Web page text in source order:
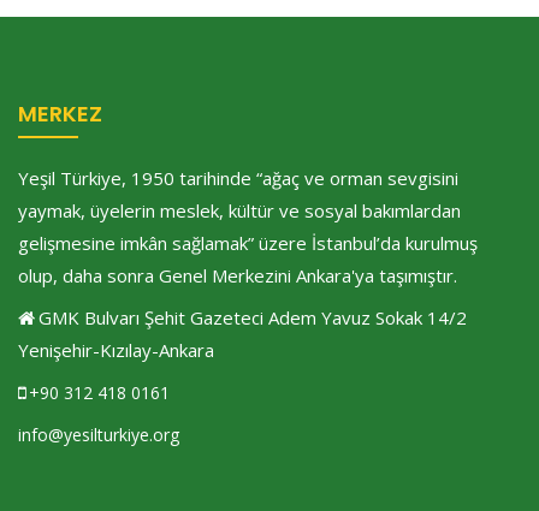
MERKEZ
Yeşil Türkiye, 1950 tarihinde “ağaç ve orman sevgisini
yaymak, üyelerin meslek, kültür ve sosyal bakımlardan
gelişmesine imkân sağlamak” üzere İstanbul’da kurulmuş
olup, daha sonra Genel Merkezini Ankara'ya taşımıştır.
GMK Bulvarı Şehit Gazeteci Adem Yavuz Sokak 14/2
Yenişehir-Kızılay-Ankara
+90 312 418 0161
info@yesilturkiye.org